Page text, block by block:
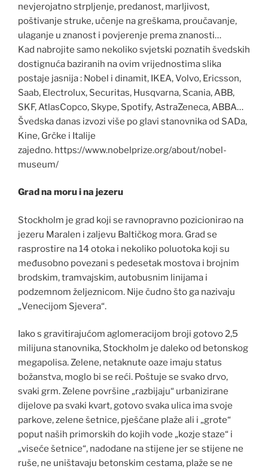
nevjerojatno strpljenje, predanost, marljivost,
poštivanje struke, učenje na greškama, proučavanje,
ulaganje u znanost i povjerenje prema znanosti…
Kad nabrojite samo nekoliko svjetski poznatih švedskih
dostignuća baziranih na ovim vrijednostima slika
postaje jasnija : Nobel i dinamit, IKEA, Volvo, Ericsson,
Saab, Electrolux, Securitas, Husqvarna, Scania, ABB,
SKF, AtlasCopco, Skype, Spotify, AstraZeneca, ABBA…
Švedska danas izvozi više po glavi stanovnika od SADa,
Kine, Grčke i Italije
zajedno. https://www.nobelprize.org/about/nobel-
museum/
Grad na moru i na jezeru
Stockholm je grad koji se ravnopravno pozicionirao na
jezeru Maralen i zaljevu Baltičkog mora. Grad se
rasprostire na 14 otoka i nekoliko poluotoka koji su
međusobno povezani s pedesetak mostova i brojnim
brodskim, tramvajskim, autobusnim linijama i
podzemnom željeznicom. Nije čudno što ga nazivaju
„Venecijom Sjevera“.
Iako s gravitirajućom aglomeracijom broji gotovo 2,5
milijuna stanovnika, Stockholm je daleko od betonskog
megapolisa. Zelene, netaknute oaze imaju status
božanstva, moglo bi se reći. Poštuje se svako drvo,
svaki grm. Zelene površine „razbijaju“ urbanizirane
dijelove pa svaki kvart, gotovo svaka ulica ima svoje
parkove, zelene šetnice, pješčane plaže ali i „grote“
poput naših primorskih do kojih vode „kozje staze“ i
„viseće šetnice“, nadodane na stijene jer se stijene ne
ruše, ne uništavaju betonskim cestama, plaže se ne